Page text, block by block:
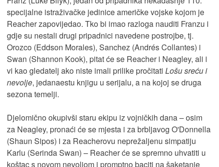
specijalne istraživačke jedinice američke vojske kojom je
Reacher zapovijedao. Tko bi imao razloga nauditi Franzu i
gdje su nestali drugi pripadnici navedene postrojbe, tj.
Orozco (Eddson Morales), Sanchez (Andrés Collantes) i
Swan (Shannon Kook), pitat će se Reacher i Neagley, ali i
vi kao gledatelj ako niste imali prilike pročitati Lošu sreću i
nevolje, jedanaestu knjigu u serijalu, a na kojoj se druga
sezona temelji.
Djelomično okupivši staru ekipu iz vojničkih dana – osim
za Neagley, pronaći će se mjesta i za brbljavog O'Donnella
(Shaun Sipos) i za Reacherovu neprežaljenu simpatiju
Karlu (Serinda Swan) – Reacher će se spremno uhvatiti u
koštac s novom nevoljom i promptno baciti na šaketanje